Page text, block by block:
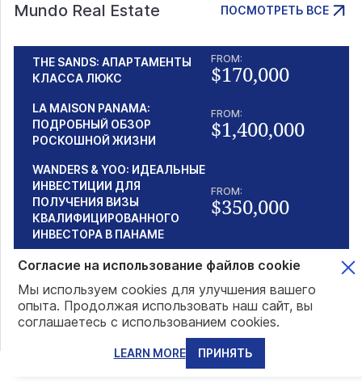
Mundo Real Estate ПОСМОТРЕТЬ ВСЕ
THE SANDS: АПАРТАМЕНТЫ
КЛАССА ЛЮКС
FROM:
$170,000
LA MAISON PANAMA:
ПОДРОБНЫЙ ОБЗОР
РОСКОШНОЙ ЖИЗНИ
FROM:
$1,400,000
WANDERS & YOO: ИДЕАЛЬНЫЕ
ИНВЕСТИЦИИ ДЛЯ
ПОЛУЧЕНИЯ ВИЗЫ
КВАЛИФИЦИРОВАННОГО
ИНВЕСТОРА В ПАНАМЕ
FROM:
$350,000
THE REGENT, КОСТА-ДЕЛЬ-
ПАНАМЕ
FROM:
$395,000
РОЯЛ ПАЛМ: СОВРЕМЕННАЯ
ЖИЗНЬ У ТИХОГО ОКЕАНА
FROM:
$185,000
Согласие на использование файлов cookie
Мы используем cookies для улучшения вашего
опыта. Продолжая использовать наш сайт, вы
соглашаетесь с использованием cookies.
LEARN MORE ПРИНЯТЬ